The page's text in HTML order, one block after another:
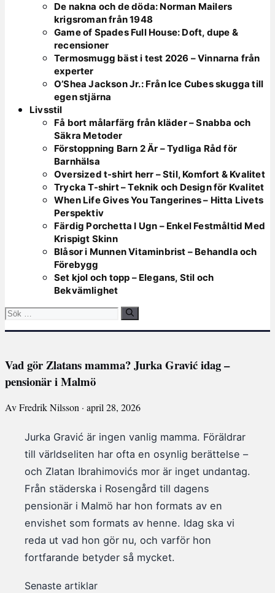
De nakna och de döda: Norman Mailers
krigsroman från 1948
Game of Spades Full House: Doft, dupe &
recensioner
Termosmugg bäst i test 2026 – Vinnarna från
experter
O’Shea Jackson Jr.: Från Ice Cubes skugga till
egen stjärna
Livsstil
Få bort målarfärg från kläder – Snabba och
Säkra Metoder
Förstoppning Barn 2 Är – Tydliga Råd för
Barnhälsa
Oversized t-shirt herr – Stil, Komfort & Kvalitet
Trycka T-shirt – Teknik och Design för Kvalitet
When Life Gives You Tangerines – Hitta Livets
Perspektiv
Färdig Porchetta I Ugn – Enkel Festmåltid Med
Krispigt Skinn
Blåsor i Munnen Vitaminbrist – Behandla och
Förebygg
Set kjol och topp – Elegans, Stil och
Bekvämlighet
Sök
Vad gör Zlatans mamma? Jurka Gravić idag –
pensionär i Malmö
Av Fredrik Nilsson · april 28, 2026
Jurka Gravić är ingen vanlig mamma. Föräldrar
till världseliten har ofta en osynlig berättelse –
och Zlatan Ibrahimovićs mor är inget undantag.
Från städerska i Rosengård till dagens
pensionär i Malmö har hon formats av en
envishet som formats av henne. Idag ska vi
reda ut vad hon gör nu, och varför hon
fortfarande betyder så mycket.
Senaste artiklar